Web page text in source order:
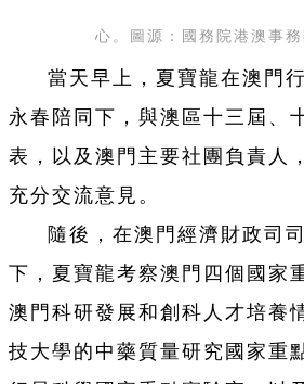
心。圖源： 國務院港澳事
當天早上，夏寶龍在澳門
永春陪同下，與澳區十三屆、
表，以及澳門主要社團負責人
充分交流意見。
隨後，在澳門經濟財政司
下，夏寶龍考察澳門四個國家
澳門科研發展和創科人才培養
技大學的中藥質量研究國家重